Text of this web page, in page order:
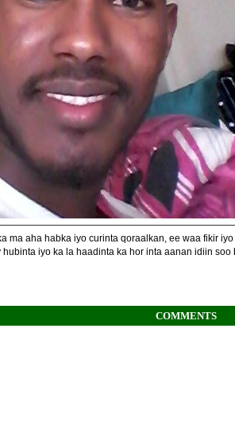
ma aha habka iyo curinta qoraalkan, ee waa fikir
iyo ka la haadinta ka hor inta aanan idiin soo
COMMENTS